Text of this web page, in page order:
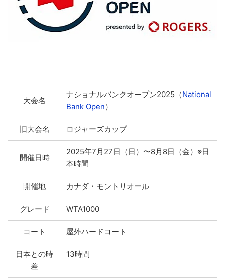
大会名
ナショナルバンクオープン2025（National
Bank Open）
旧大会名 ロジャーズカップ
開催日時
2025年7月27日（日）〜8月8日（金）※日
本時間
開催地 カナダ・モントリオール
グレード WTA1000
コート 屋外ハードコート
日本との時
差
13時間